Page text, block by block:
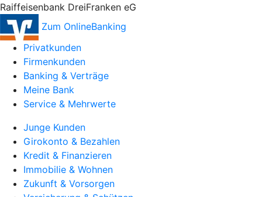
Raiffeisenbank DreiFranken eG
Zum OnlineBanking
Privatkunden
Firmenkunden
Banking & Verträge
Meine Bank
Service & Mehrwerte
Junge Kunden
Girokonto & Bezahlen
Kredit & Finanzieren
Immobilie & Wohnen
Zukunft & Vorsorgen